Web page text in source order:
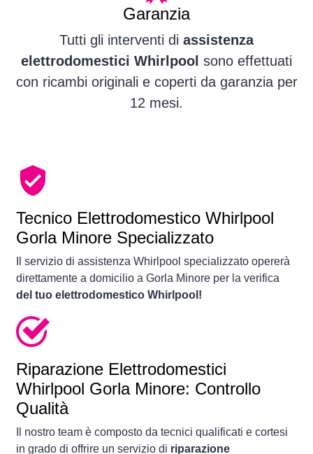
Garanzia
Tutti gli interventi di assistenza
elettrodomestici Whirlpool sono effettuati
con ricambi originali e coperti da garanzia per
12 mesi.
Tecnico Elettrodomestico Whirlpool
Gorla Minore Specializzato
Il servizio di assistenza Whirlpool specializzato opererà
direttamente a domicilio a Gorla Minore per la verifica
del tuo elettrodomestico Whirlpool!
Riparazione Elettrodomestici
Whirlpool Gorla Minore: Controllo
Qualità
Il nostro team è composto da tecnici qualificati e cortesi
in grado di offrire un servizio di riparazione